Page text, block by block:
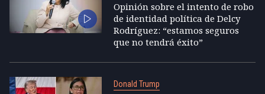
Opinión sobre el intento de robo
de identidad política de Delcy
Rodríguez: “estamos seguros
que no tendrá éxito”
Donald Trump